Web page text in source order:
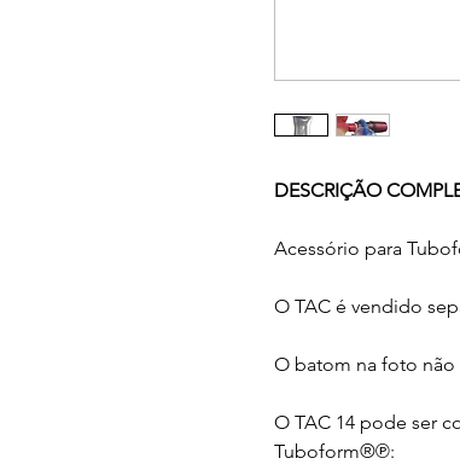
DESCRIÇÃO
Acessório para
O TAC é vendido
O batom na foto
O TAC 14 pode ser
Tuboform®℗: